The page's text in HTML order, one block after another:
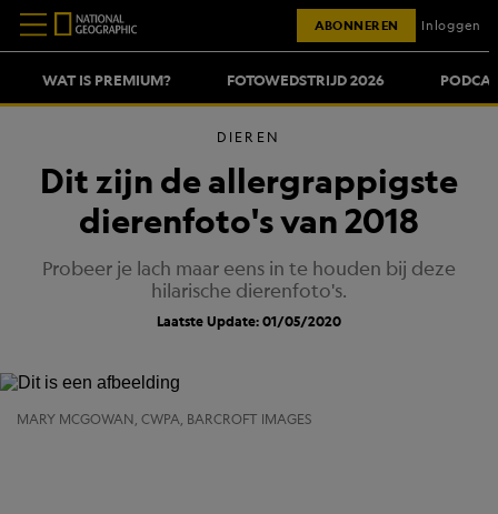
WAT IS PREMIUM? FOTOWEDSTRIJD 2026
ABONNEREN Inloggen
DIEREN
Dit zijn de allergrappigste
dierenfoto's van 2018
Probeer je lach maar eens in te houden bij deze
hilarische dierenfoto's.
Laatste Update: 01/05/2020
MARY MCGOWAN, CWPA, BARCROFT IMAGES